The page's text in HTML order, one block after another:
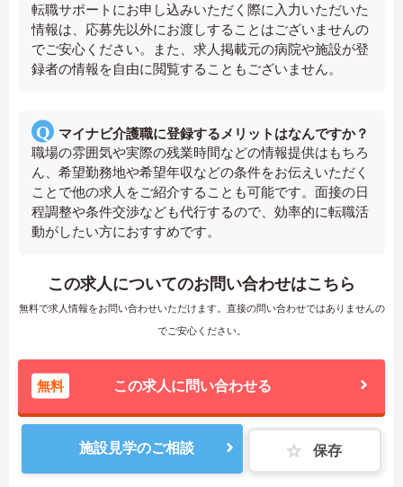
転職サポートにお申し込みいただく際に入力いただいた
情報は、応募先以外にお渡しすることはございませんの
でご安心ください。また、求人掲載元の病院や施設が登
録者の情報を自由に閲覧することもございません。
マイナビ介護職に登録するメリットはなんですか？
職場の雰囲気や実際の残業時間などの情報提供はもちろ
ん、希望勤務地や希望年収などの条件をお伝えいただく
ことで他の求人をご紹介することも可能です。面接の日
程調整や条件交渉なども代行するので、効率的に転職活
動がしたい方におすすめです。
この求人についてのお問い合わせはこちら
無料で求人情報をお問い合わせいただけます。直接の問い合わせではありませんの
でご安心ください。
無料 この求人に問い合わせる
施設見学のご相談 保存